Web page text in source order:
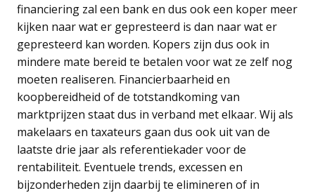
financiering zal een bank en dus ook een koper meer
kijken naar wat er gepresteerd is dan naar wat er
gepresteerd kan worden. Kopers zijn dus ook in
mindere mate bereid te betalen voor wat ze zelf nog
moeten realiseren. Financierbaarheid en
koopbereidheid of de totstandkoming van
marktprijzen staat dus in verband met elkaar. Wij als
makelaars en taxateurs gaan dus ook uit van de
laatste drie jaar als referentiekader voor de
rentabiliteit. Eventuele trends, excessen en
bijzonderheden zijn daarbij te elimineren of in